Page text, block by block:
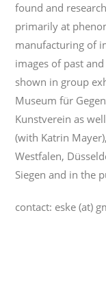
found and
primarily at
manufacturing of
images of past
shown in group
Museum für
Kunstverein as
(with Katrin
Westfalen,
Siegen and in the
contact: eske (at)